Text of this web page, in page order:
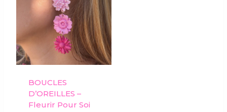
BOUCLES
D’OREILLES –
Fleurir Pour Soi